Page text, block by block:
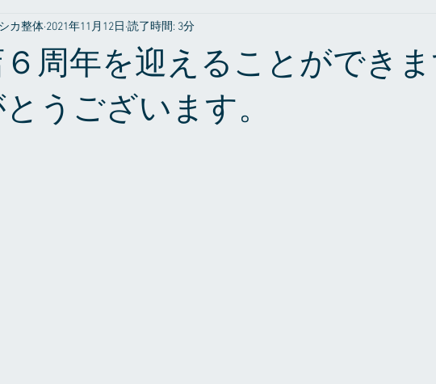
り 症例 プライベート
６周年を迎えることができ
とうございます。
カ整体 2021年11月12日 読了時間: 3分